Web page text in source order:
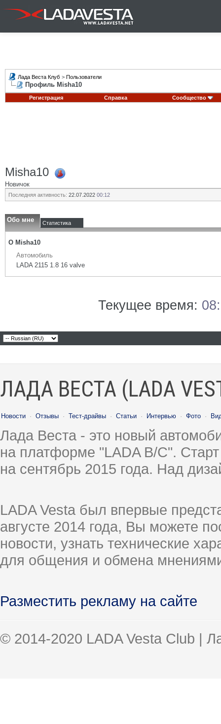
Лада Веста Клуб > Пользователи
Профиль Misha10
Регистрация Справка Сообщество
Misha10
Новичок
Последняя активность: 22.07.2022 00:12
Обо мне Статистика
О Misha10
Автомобиль
LADA 2115 1.8 16 valve
Текущее время:
ЛАДА ВЕСТА (LADA
Новости · Отзывы · Тест-драйвы · Статьи · Интервью · Фото ·
Лада Веста - это новый
на платформе "LADA B/C".
на сентябрь 2015 года. Над
LADA Vesta был впервые
августе 2014 года, Вы можете
новости, узнать технические
для общения и обмена
Разместить рекламу на сайте
© 2014-2020 LADA Vesta Club |